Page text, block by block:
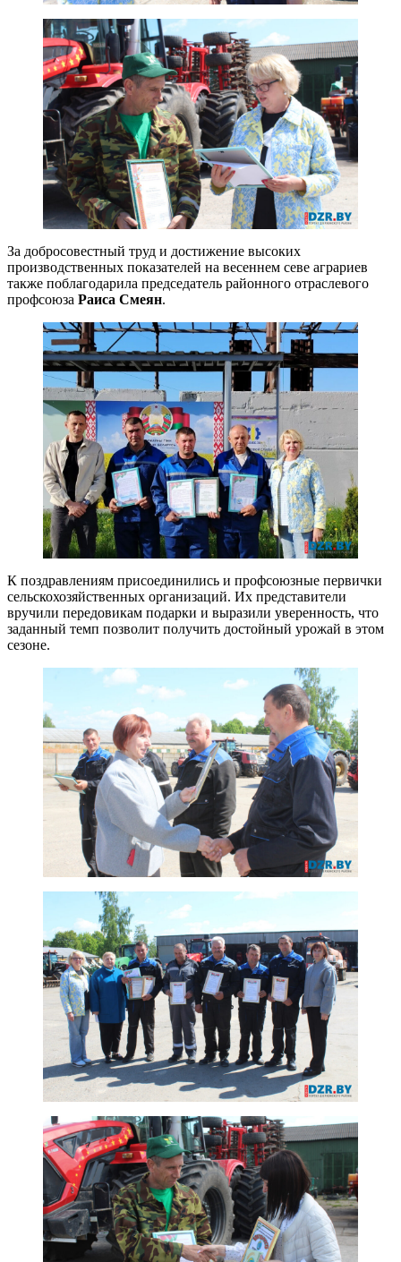
За добросовестный труд и достижение высоких
производственных показателей на весеннем севе аграриев
также поблагодарила председатель районного отраслевого
профсоюза Раиса Смеян.
К поздравлениям присоединились и профсоюзные первички
сельскохозяйственных организаций. Их представители
вручили передовикам подарки и выразили уверенность, что
заданный темп позволит получить достойный урожай в этом
сезоне.